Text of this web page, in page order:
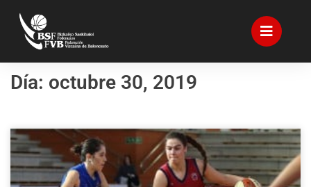
Día: octubre 30, 2019